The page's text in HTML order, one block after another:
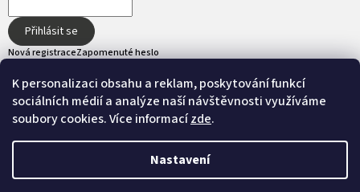
K personalizaci obsahu a reklam, poskytování funkcí
sociálních médií a analýze naší návštěvnosti využíváme
soubory cookies. Více informacízde.
Nastavení
Přihlásit se
Nová registraceZapomenuté heslo
Přijímáme online platby